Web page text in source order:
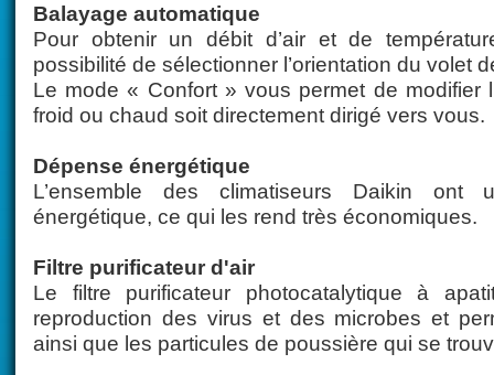
Balayage automatique
Pour obtenir un débit d’air et de
possibilité de sélectionner l’orientation du volet
Le mode « Confort » vous permet de modifier
froid ou chaud soit directement dirigé vers vous.
Dépense énergétique
L’ensemble des climatiseurs Daikin ont
énergétique, ce qui les rend très économiques.
Filtre purificateur d'air
Le filtre purificateur photocatalytique à
reproduction des virus et des microbes et
ainsi que les particules de poussière qui se